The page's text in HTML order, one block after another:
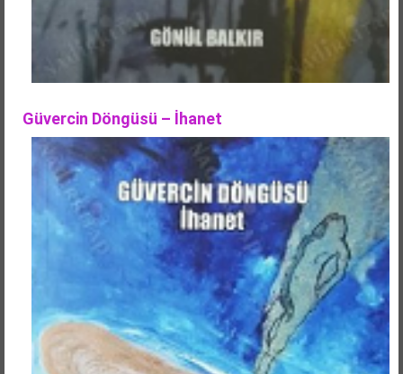
Güvercin Döngüsü – İhanet